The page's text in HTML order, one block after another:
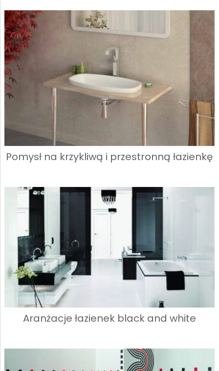
Pomysł na krzykliwą i przestronną łazienkę
Aranżacje łazienek black and white